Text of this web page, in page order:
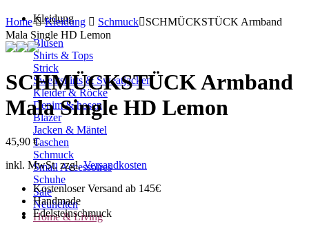
Kleidung
Blusen
Shirts & Tops
Strick
Sweatshirts & Sweatjacken
Kleider & Röcke
Denim & hosen
Blazer
Jacken & Mäntel
Taschen
Schmuck
Small Accessoires
Schuhe
Sale
Neuheiten
Home & Living
Home Kleidung Schmuck
SCHMÜCKSTÜCK Armband
Mala Single HD Lemon
SCHMÜCKSTÜCK Armband
Mala Single HD Lemon
45,90 €
inkl. MwSt. zzgl.Versandkosten
Kostenloser Versand ab 145€
Handmade
Edelsteinschmuck